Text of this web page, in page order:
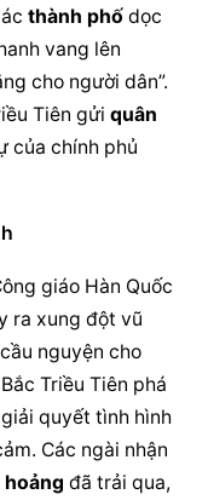
thành phố dọc
vang lên
cho người dân”.
Tiên gửi quân
của chính phủ
giáo Hàn Quốc
ra xung đột vũ
nguyện cho
Triều Tiên phá
Các ngài nhận
đã trải qua,